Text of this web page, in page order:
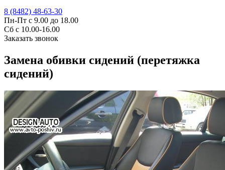
8 (8482) 48-63-30
Пн-Пт с 9.00 до 18.00
Сб с 10.00-16.00
Заказать звонок
Замена обивки сидений (перетяжка
сидений)